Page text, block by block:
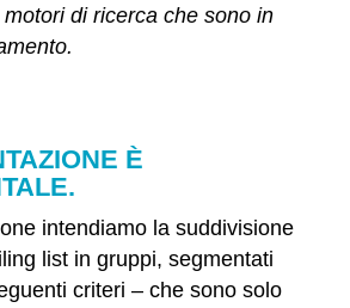
di ricerca che sono in
È
intendiamo la suddivisione
list in gruppi, segmentati
criteri – che sono solo